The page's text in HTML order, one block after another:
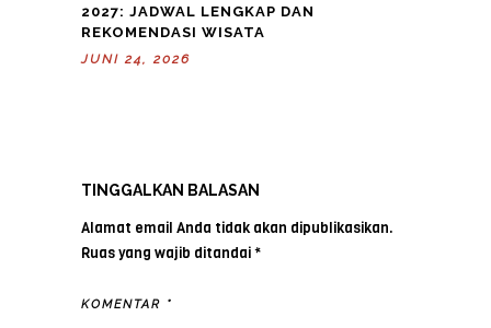
2027: JADWAL LENGKAP DAN
REKOMENDASI WISATA
JUNI 24, 2026
TINGGALKAN BALASAN
Alamat email Anda tidak akan dipublikasikan.
Ruas yang wajib ditandai*
KOMENTAR *